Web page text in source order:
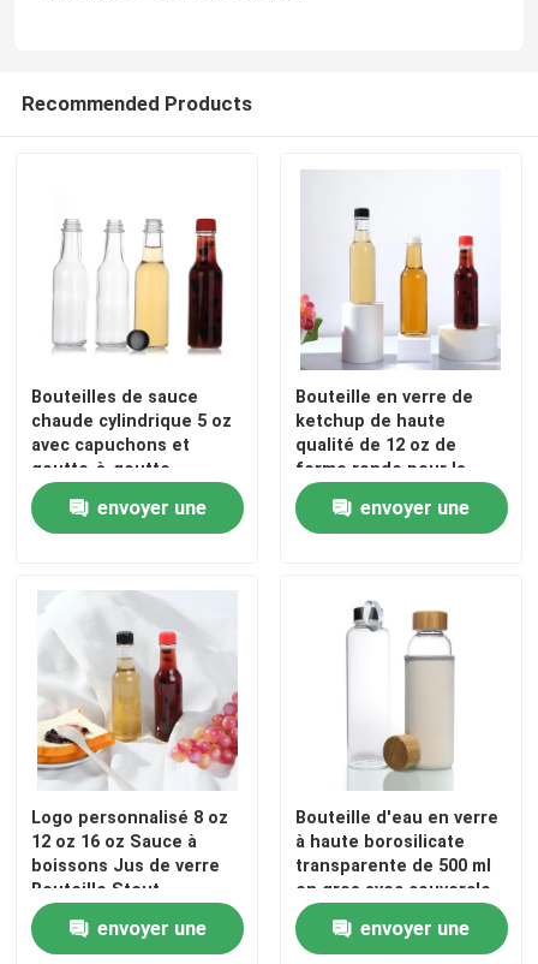
Recommended Products
Bouteilles de sauce
chaude cylindrique 5 oz
avec capuchons et
goutte-à-goutte
envoyer une
Bouteille en verre de
ketchup de haute
qualité de 12 oz de
forme ronde pour la
sauce
envoyer une
Logo personnalisé 8 oz
12 oz 16 oz Sauce à
boissons Jus de verre
Bouteille Stout
envoyer une
Bouteille d'eau en verre
à haute borosilicate
transparente de 500 ml
en gros avec couvercle
en acier inoxydable
envoyer une